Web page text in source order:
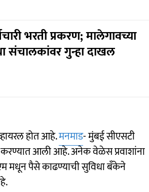
भरती प्रकरण; मालेगावच्या
संचालकांवर गुन्हा दाखल
होत आहे.मनमाड- मुंबई सीएसटी
करण्यात आली आहे. अनेक वेळेस प्रवाशांना
मधून पैसे काढण्याची सुविधा बँकेने